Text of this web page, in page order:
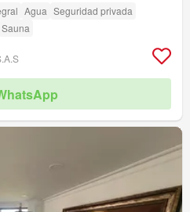
Agua Seguridad privada
Sauna